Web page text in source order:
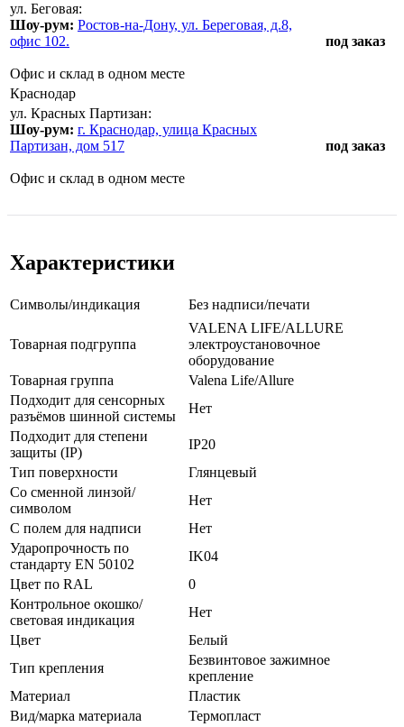
ул. Беговая:
Шоу-рум: Ростов-на-Дону, ул. Береговая, д.8,
офис 102.
Офис и склад в одном месте
под заказ
Краснодар
ул. Красных Партизан:
Шоу-рум: г. Краснодар, улица Красных
Партизан, дом 517
Офис и склад в одном месте
под заказ
Характеристики
Символы/индикация Без надписи/печати
Товарная подгруппа
VALENA LIFE/ALLURE
электроустановочное
оборудование
Товарная группа
Valena Life/Allure
Подходит для сенсорных
разъёмов шинной системы
Нет
Подходит для степени
защиты (IP)
IP20
Тип поверхности
Глянцевый
Со сменной линзой/
символом
Нет
С полем для надписи
Нет
Ударопрочность по
стандарту EN 50102
IK04
Цвет по RAL
0
Контрольное окошко/
световая индикация
Нет
Цвет
Белый
Тип крепления
Безвинтовое зажимное
крепление
Материал
Пластик
Вид/марка материала
Термопласт